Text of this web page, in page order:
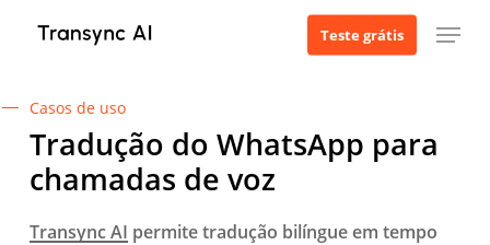
conteúdo
Teste grátis Menu
Casos de uso
Tradução do WhatsApp para
chamadas de voz
Transync AI permite tradução bilíngue em tempo